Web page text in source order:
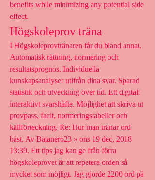
benefits while minimizing any potential side
effect.
Högskoleprov träna
I Högskoleprovtränaren får du bland annat.
Automatisk rättning, normering och
resultatsprognos. Individuella
kunskapsanalyser utifrån dina svar. Sparad
statistik och utveckling över tid. Ett digitalt
interaktivt svarshäfte. Möjlighet att skriva ut
provpass, facit, normeringstabeller och
källförteckning. Re: Hur man tränar ord
bäst. Av Batanero23 » ons 19 dec, 2018
13:39. Ett tips jag kan ge från förra
högskoleprovet är att repetera orden så
mycket som möjligt. Jag gjorde 2200 ord på